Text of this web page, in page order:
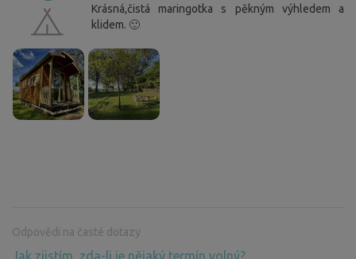
Krásná,čistá maringotka s pěkným výhledem a
klidem. 🙂
Odpovědi na časté dotazy
Jak zjistím, zda-li je nějaký termín volný?